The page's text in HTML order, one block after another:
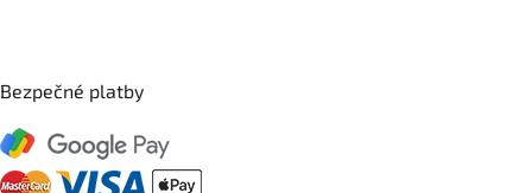
Bezpečné platby